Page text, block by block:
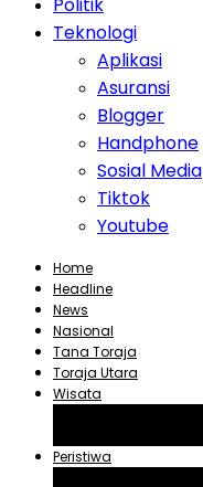
Teknologi
Aplikasi
Asuransi
Blogger
Handphone
Sosial Media
Tiktok
Youtube
Home
Headline
News
Nasional
Tana Toraja
Toraja Utara
Wisata
Peristiwa